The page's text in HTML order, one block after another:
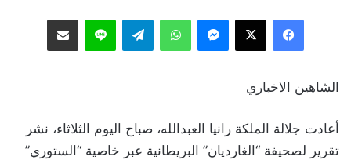
فيسبوك ‫X ماسنجر واتساب تيلقرام لاين مشاركة عبر البريد
الشاهين الاخباري
أعادت جلالة الملكة رانيا العبدالله، صباح اليوم الثلاثاء، نشر
تقرير لصحيفة “الغارديان” البريطانية عبر خاصية “الستوري”